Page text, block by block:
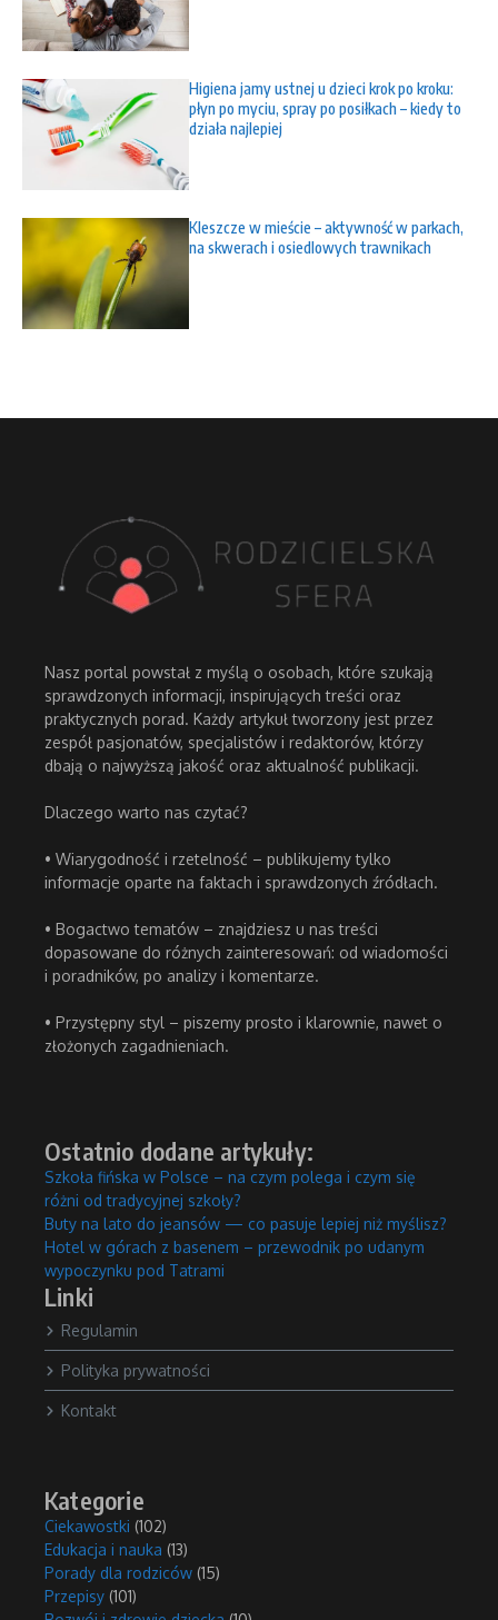
Higiena jamy ustnej u dzieci krok po kroku:
płyn po myciu, spray po posiłkach – kiedy to
działa najlepiej
Kleszcze w mieście – aktywność w parkach,
na skwerach i osiedlowych trawnikach
Nasz portal powstał z myślą o osobach, które szukają
sprawdzonych informacji, inspirujących treści oraz
praktycznych porad. Każdy artykuł tworzony jest przez
zespół pasjonatów, specjalistów i redaktorów, którzy
dbają o najwyższą jakość oraz aktualność publikacji.
Dlaczego warto nas czytać?
• Wiarygodność i rzetelność – publikujemy tylko
informacje oparte na faktach i sprawdzonych źródłach.
• Bogactwo tematów – znajdziesz u nas treści
dopasowane do różnych zainteresowań: od wiadomości
i poradników, po analizy i komentarze.
• Przystępny styl – piszemy prosto i klarownie, nawet o
złożonych zagadnieniach.
Ostatnio dodane artykuły:
Szkoła fińska w Polsce – na czym polega i czym się
różni od tradycyjnej szkoły?
Buty na lato do jeansów — co pasuje lepiej niż myślisz?
Hotel w górach z basenem – przewodnik po udanym
wypoczynku pod Tatrami
Linki
Regulamin
Polityka prywatności
Kontakt
Kategorie
Ciekawostki (102)
Edukacja i nauka (13)
Porady dla rodziców (15)
Przepisy (101)